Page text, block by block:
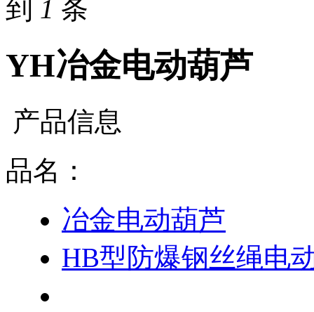
到 1 条
YH冶金电动葫芦
产品信息
品名：
冶金电动葫芦
HB型防爆钢丝绳电